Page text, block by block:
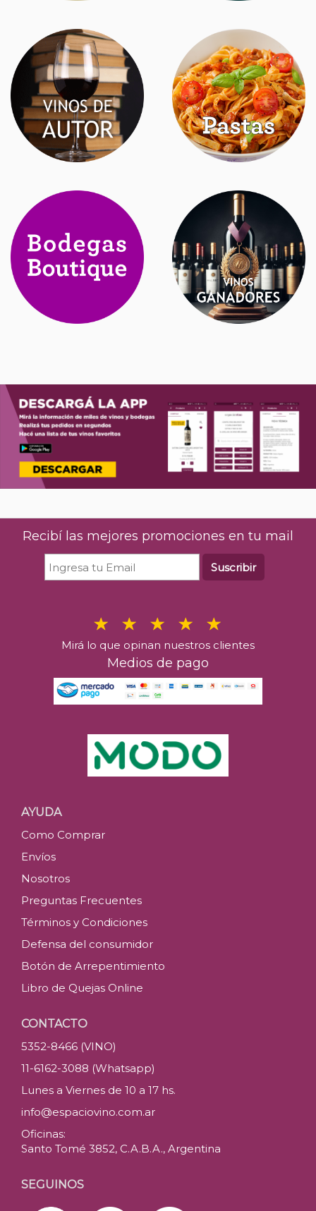
Recibí las mejores promociones en tu mail
Suscribir
Mirá lo que opinan nuestros clientes
Medios de pago
AYUDA
Como Comprar
Envíos
Nosotros
Preguntas Frecuentes
Términos y Condiciones
Defensa del consumidor
Botón de Arrepentimiento
Libro de Quejas Online
CONTACTO
5352-8466 (VINO)
11-6162-3088 (Whatsapp)
Lunes a Viernes de 10 a 17 hs.
info@espaciovino.com.ar
Oficinas:
Santo Tomé 3852, C.A.B.A., Argentina
SEGUINOS